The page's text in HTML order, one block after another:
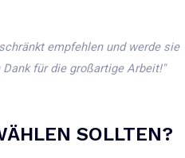
empfehlen und werde sie
für die großartige Arbeit!"
SOLLTEN?